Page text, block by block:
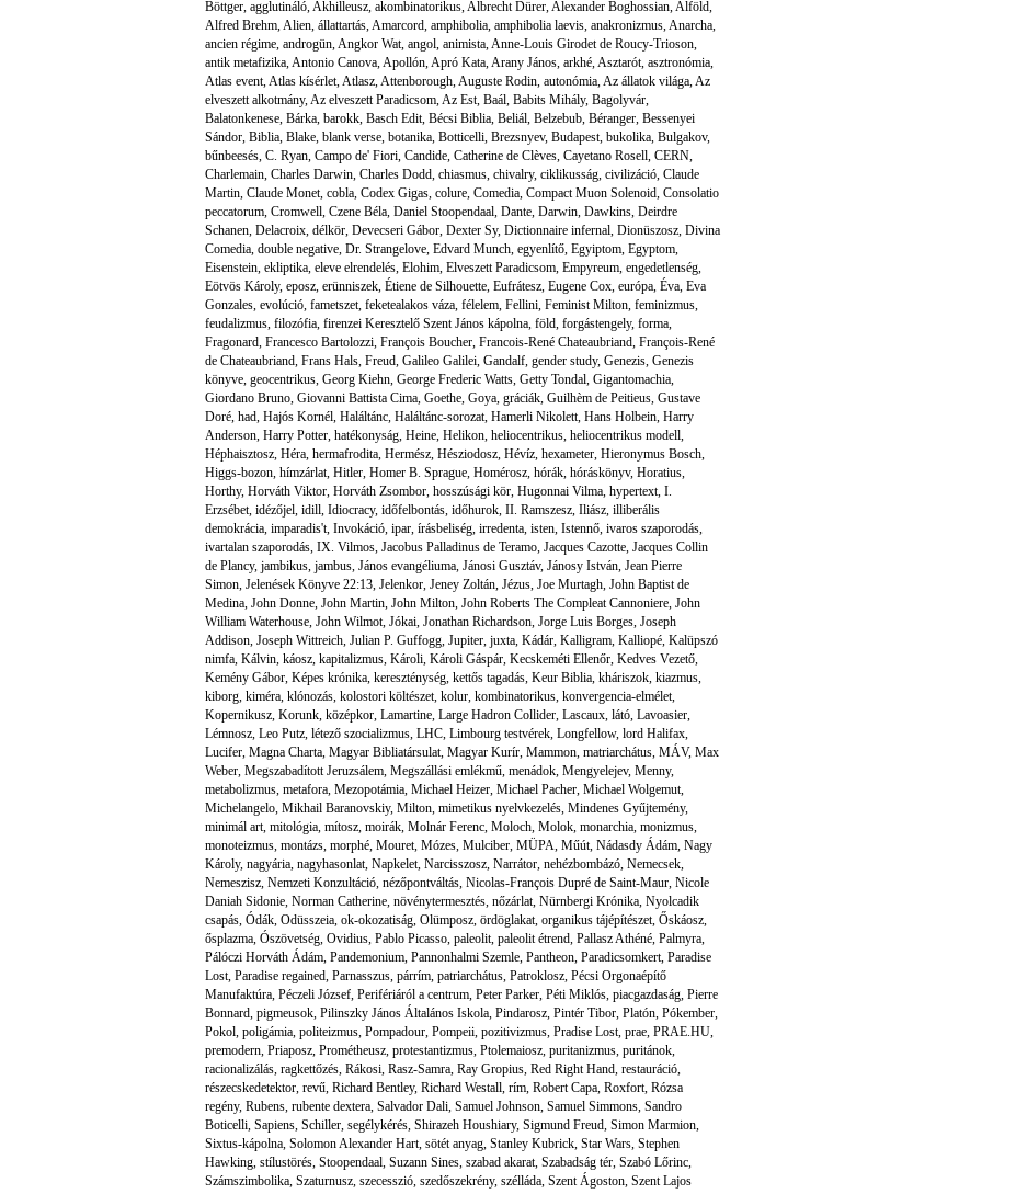
Böttger, agglutináló,Akhilleusz, akombinatorikus,Albrecht Dürer,Alexander Boghossian,Alföld,
Alfred Brehm,Alien, állattartás,Amarcord, amphibolia, amphibolia laevis, anakronizmus,Anarcha,
ancien régime, androgün,Angkor Wat, angol, animista,Anne-Louis Girodet de Roucy-Trioson,
antik metafizika,Antonio Canova,Apollón,Apró Kata,Arany János, arkhé,Asztarót, asztronómia,
Atlas event,Atlas kísérlet,Atlasz,Attenborough,Auguste Rodin, autonómia,Az állatok világa,Az
elveszett alkotmány,Az elveszett Paradicsom,Az Est, Baál, Babits Mihály, Bagolyvár,
Balatonkenese, Bárka, barokk, Basch Edit, Bécsi Biblia, Beliál, Belzebub, Béranger, Bessenyei
Sándor, Biblia, Blake, blank verse, botanika, Botticelli, Brezsnyev, Budapest, bukolika, Bulgakov,
bűnbeesés, C. Ryan, Campo de' Fiori, Candide, Catherine de Clèves, Cayetano Rosell, CERN,
Charlemain, Charles Darwin, Charles Dodd, chiasmus, chivalry, ciklikusság, civilizáció, Claude
Martin, Claude Monet, cobla, Codex Gigas, colure, Comedia, Compact Muon Solenoid, Consolatio
peccatorum, Cromwell, Czene Béla, Daniel Stoopendaal, Dante, Darwin, Dawkins, Deirdre
Schanen, Delacroix, délkör, Devecseri Gábor, Dexter Sy, Dictionnaire infernal, Dionüszosz, Divina
Comedia, double negative, Dr. Strangelove, Edvard Munch, egyenlítő, Egyiptom, Egyptom,
Eisenstein, ekliptika, eleve elrendelés, Elohim, Elveszett Paradicsom, Empyreum, engedetlenség,
Eötvös Károly, eposz, erünniszek, Étiene de Silhouette, Eufrátesz, Eugene Cox, európa, Éva, Eva
Gonzales, evolúció, fametszet, feketealakos váza, félelem, Fellini, Feminist Milton, feminizmus,
feudalizmus, filozófia, firenzei Keresztelő Szent János kápolna, föld, forgástengely, forma,
Fragonard, Francesco Bartolozzi, François Boucher, Francois-René Chateaubriand, François-René
de Chateaubriand, Frans Hals, Freud, Galileo Galilei, Gandalf, gender study, Genezis, Genezis
könyve, geocentrikus, Georg Kiehn, George Frederic Watts, Getty Tondal, Gigantomachia,
Giordano Bruno, Giovanni Battista Cima, Goethe, Goya, gráciák, Guilhèm de Peitieus, Gustave
Doré, had, Hajós Kornél, Haláltánc, Haláltánc-sorozat, Hamerli Nikolett, Hans Holbein, Harry
Anderson, Harry Potter, hatékonyság, Heine, Helikon, heliocentrikus, heliocentrikus modell,
Héphaisztosz, Héra, hermafrodita, Hermész, Hésziodosz, Hévíz, hexameter, Hieronymus Bosch,
Higgs-bozon, hímzárlat, Hitler, Homer B. Sprague, Homérosz, hórák, hóráskönyv, Horatius,
Horthy, Horváth Viktor, Horváth Zsombor, hosszúsági kör, Hugonnai Vilma, hypertext, I.
Erzsébet, idézőjel, idill, Idiocracy, időfelbontás, időhurok, II. Ramszesz, Iliász, illiberális
demokrácia, imparadis't, Invokáció, ipar, írásbeliség, irredenta, isten, Istennő, ivaros szaporodás,
ivartalan szaporodás, IX. Vilmos, Jacobus Palladinus de Teramo, Jacques Cazotte, Jacques Collin
de Plancy, jambikus, jambus, János evangéliuma, Jánosi Gusztáv, Jánosy István, Jean Pierre
Simon, Jelenések Könyve 22:13, Jelenkor, Jeney Zoltán, Jézus, Joe Murtagh, John Baptist de
Medina, John Donne, John Martin, John Milton, John Roberts The Compleat Cannoniere, John
William Waterhouse, John Wilmot, Jókai, Jonathan Richardson, Jorge Luis Borges, Joseph
Addison, Joseph Wittreich, Julian P. Guffogg, Jupiter, juxta, Kádár, Kalligram, Kalliopé, Kalüpszó
nimfa, Kálvin, káosz, kapitalizmus, Károli, Károli Gáspár, Kecskeméti Ellenőr, Kedves Vezető,
Kemény Gábor, Képes krónika, kereszténység, kettős tagadás, Keur Biblia, kháriszok, kiazmus,
kiborg, kiméra, klónozás, kolostori költészet, kolur, kombinatorikus, konvergencia-elmélet,
Kopernikusz, Korunk, középkor, Lamartine, Large Hadron Collider, Lascaux, látó, Lavoasier,
Lémnosz, Leo Putz, létező szocializmus, LHC, Limbourg testvérek, Longfellow, lord Halifax,
Lucifer, Magna Charta, Magyar Bibliatársulat, Magyar Kurír, Mammon, matriarchátus, MÁV, Max
Weber, Megszabadított Jeruzsálem, Megszállási emlékmű, menádok, Mengyelejev, Menny,
metabolizmus, metafora, Mezopotámia, Michael Heizer, Michael Pacher, Michael Wolgemut,
Michelangelo, Mikhail Baranovskiy, Milton, mimetikus nyelvkezelés, Mindenes Gyűjtemény,
minimál art, mitológia, mítosz, moirák, Molnár Ferenc, Moloch, Molok, monarchia, monizmus,
monoteizmus, montázs, morphé, Mouret, Mózes, Mulciber, MÜPA, Műút, Nádasdy Ádám, Nagy
Károly, nagyária, nagyhasonlat, Napkelet, Narcisszosz, Narrátor, nehézbombázó, Nemecsek,
Nemeszisz, Nemzeti Konzultáció, nézőpontváltás, Nicolas-François Dupré de Saint-Maur, Nicole
Daniah Sidonie, Norman Catherine, növénytermesztés, nőzárlat, Nürnbergi Krónika, Nyolcadik
csapás, Ódák, Odüsszeia, ok-okozatiság, Olümposz, ördöglakat, organikus tájépítészet, Őskáosz,
ősplazma, Ószövetség, Ovidius, Pablo Picasso, paleolit, paleolit étrend, Pallasz Athéné, Palmyra,
Pálóczi Horváth Ádám, Pandemonium, Pannonhalmi Szemle, Pantheon, Paradicsomkert, Paradise
Lost, Paradise regained, Parnasszus, párrím, patriarchátus, Patroklosz, Pécsi Orgonaépítő
Manufaktúra, Péczeli József, Perifériáról a centrum, Peter Parker, Péti Miklós, piacgazdaság, Pierre
Bonnard, pigmeusok, Pilinszky János Általános Iskola, Pindarosz, Pintér Tibor, Platón, Pókember,
Pokol, poligámia, politeizmus, Pompadour, Pompeii, pozitivizmus, Pradise Lost, prae, PRAE.HU,
premodern, Priaposz, Prométheusz, protestantizmus, Ptolemaiosz, puritanizmus, puritánok,
racionalizálás, ragkettőzés, Rákosi, Rasz-Samra, Ray Gropius, Red Right Hand, restauráció,
részecskedetektor, revű, Richard Bentley, Richard Westall, rím, Robert Capa, Roxfort, Rózsa
regény, Rubens, rubente dextera, Salvador Dali, Samuel Johnson, Samuel Simmons, Sandro
Boticelli, Sapiens, Schiller, segélykérés, Shirazeh Houshiary, Sigmund Freud, Simon Marmion,
Sixtus-kápolna, Solomon Alexander Hart, sötét anyag, Stanley Kubrick, Star Wars, Stephen
Hawking, stílustörés, Stoopendaal, Suzann Sines, szabad akarat, Szabadság tér, Szabó Lőrinc,
Számszimbolika, Szaturnusz, szecesszió, szedőszekrény, szélláda, Szent Ágoston, Szent Lajos